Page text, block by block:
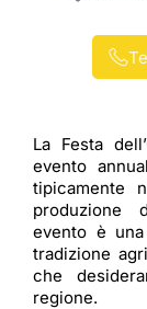
La Festa
evento
tipicamente
produzione
evento è
tradizione
che
regione.